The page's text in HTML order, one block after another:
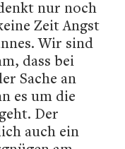
nur noch
Zeit Angst
Wir sind
dass bei
Sache an
es um die
Der
auch ein